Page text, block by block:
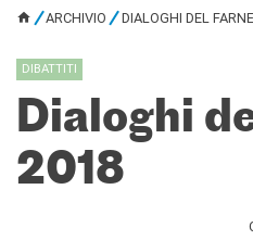
UFFICIALI DI
Test (TCF, TEF)
SCUOLA E
ARCHIVIO DIALOGHI DEL
DIBATTITI
Dialoghi
2018